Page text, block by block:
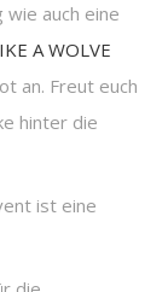
auch eine
A WOLVE
an. Freut euch
hinter die
ist eine